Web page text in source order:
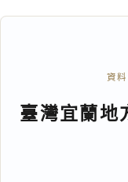
資
臺灣宜蘭地